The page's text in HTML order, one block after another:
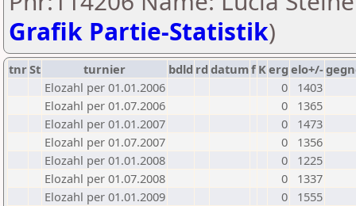
Grafik Partie-Statistik)
tnrSt turnier bdld rd datumf Kerg elo+/-
Elozahl per 01.01.2006
0
1403
Elozahl per 01.07.2006
0
1365
Elozahl per 01.01.2007
0
1473
Elozahl per 01.07.2007
0
1356
Elozahl per 01.01.2008
0
1225
Elozahl per 01.07.2008
0
1337
Elozahl per 01.01.2009
0
1555